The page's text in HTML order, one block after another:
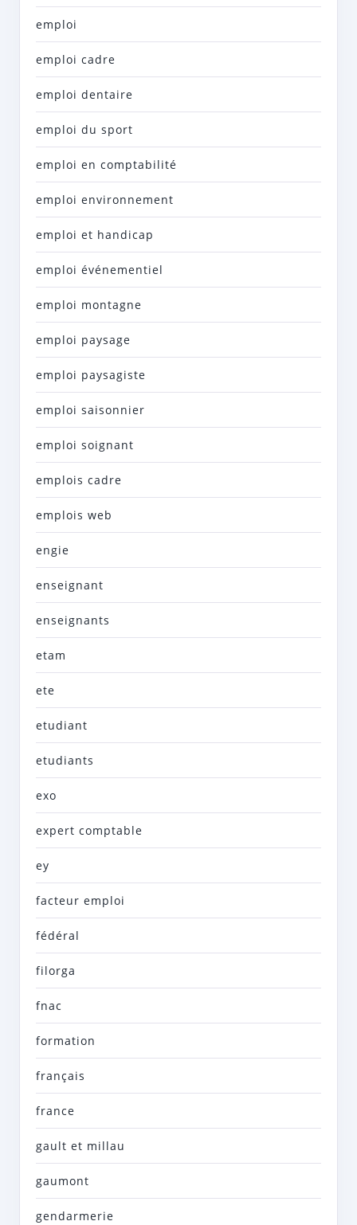
emploi
emploi cadre
emploi dentaire
emploi du sport
emploi en comptabilité
emploi environnement
emploi et handicap
emploi événementiel
emploi montagne
emploi paysage
emploi paysagiste
emploi saisonnier
emploi soignant
emplois cadre
emplois web
engie
enseignant
enseignants
etam
ete
etudiant
etudiants
exo
expert comptable
ey
facteur emploi
fédéral
filorga
fnac
formation
français
france
gault et millau
gaumont
gendarmerie